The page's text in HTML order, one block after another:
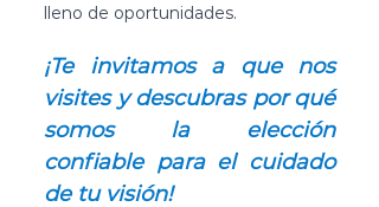
lleno de oportunidades.
¡Te invitamos a que nos
visites y descubras por qué
somos la elección
confiable para el cuidado
de tu visión!